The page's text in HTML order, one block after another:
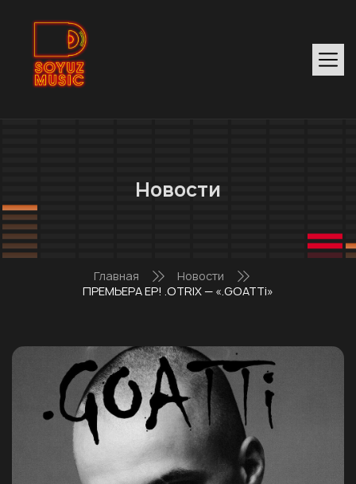
Новости
Главная
Новости
ПРЕМЬЕРА EP! .OTRIX — «.GOATTi»